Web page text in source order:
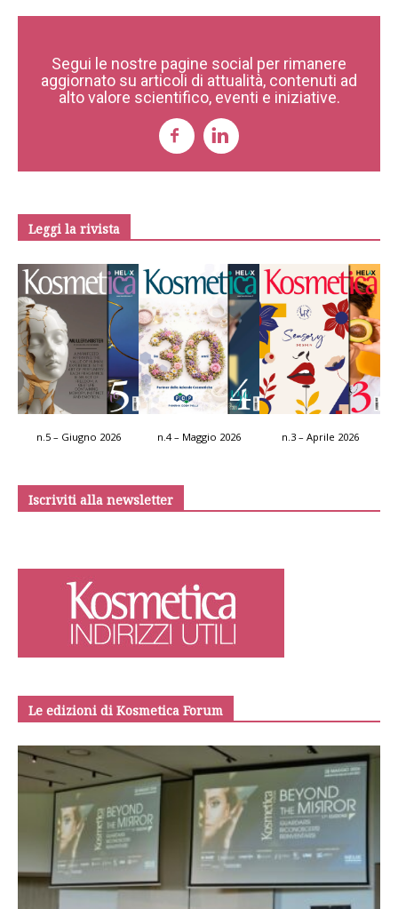
Segui le nostre pagine social per rimanere
aggiornato su articoli di attualità, contenuti ad
alto valore scientifico, eventi e iniziative.
Leggi la rivista
n.5 – Giugno 2026 n.4 – Maggio 2026 n.3 – Aprile 2026
Iscriviti alla newsletter
Le edizioni di Kosmetica Forum